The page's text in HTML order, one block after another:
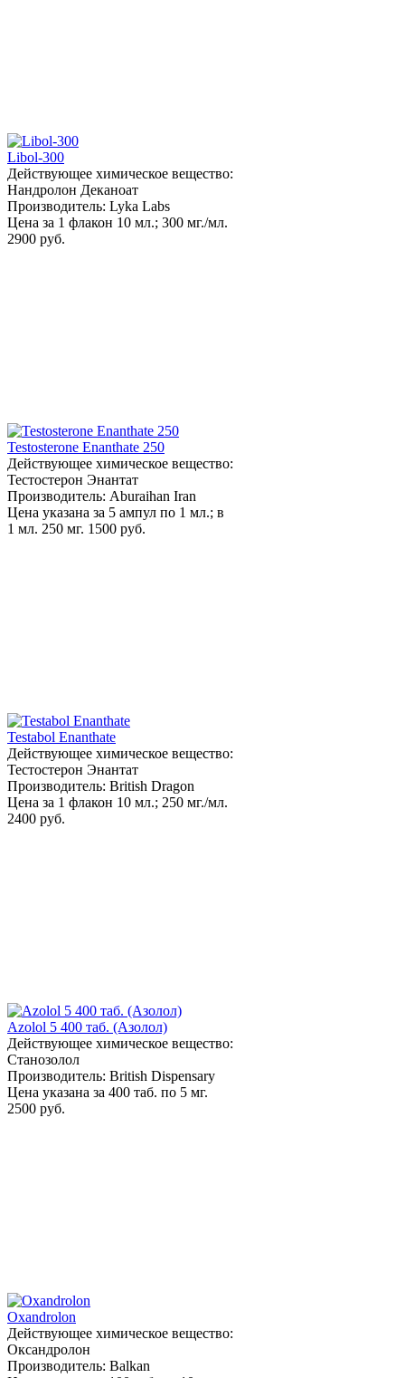
Libol-300
Действующее химическое вещество:
Нандролон Деканоат
Производитель: Lyka Labs
Цена за 1 флакон 10 мл.; 300 мг./мл.
2900 руб.
Testosterone Enanthate 250
Действующее химическое вещество:
Тестостерон Энантат
Производитель: Aburaihan Iran
Цена указана за 5 ампул по 1 мл.; в
1 мл. 250 мг. 1500 руб.
Testabol Enanthate
Действующее химическое вещество:
Тестостерон Энантат
Производитель: British Dragon
Цена за 1 флакон 10 мл.; 250 мг./мл.
2400 руб.
Azolol 5 400 таб. (Азолол)
Действующее химическое вещество:
Станозолол
Производитель: British Dispensary
Цена указана за 400 таб. по 5 мг.
2500 руб.
Oxandrolon
Действующее химическое вещество:
Оксандролон
Производитель: Balkan